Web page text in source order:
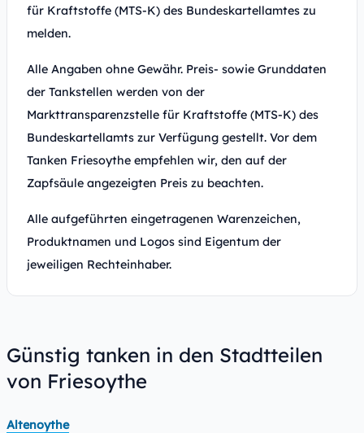
für Kraftstoffe (MTS-K) des Bundeskartellamtes zu
melden.
Alle Angaben ohne Gewähr. Preis- sowie Grunddaten
der Tankstellen werden von der
Markttransparenzstelle für Kraftstoffe (MTS-K) des
Bundeskartellamts zur Verfügung gestellt. Vor dem
Tanken Friesoythe empfehlen wir, den auf der
Zapfsäule angezeigten Preis zu beachten.
Alle aufgeführten eingetragenen Warenzeichen,
Produktnamen und Logos sind Eigentum der
jeweiligen Rechteinhaber.
Günstig tanken in den Stadtteilen
von Friesoythe
Altenoythe